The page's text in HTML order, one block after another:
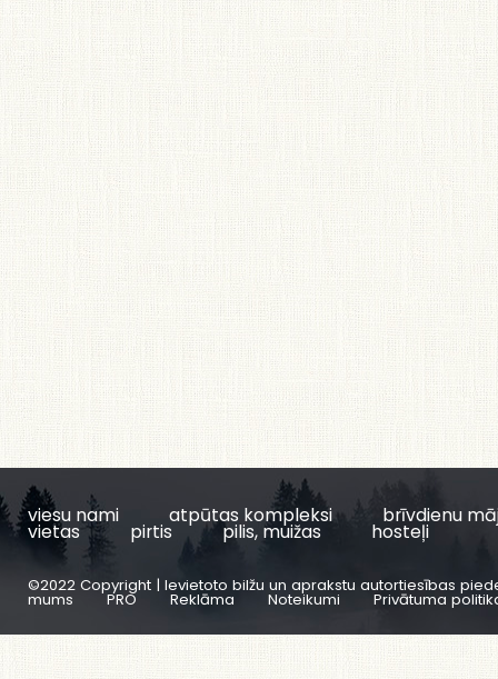
viesu nami atpūtas kompleksi brīvdienu
vietas pirtis pilis, muižas hosteļi
©2022 Copyright | Ievietoto bilžu un aprakstu autortiesības
mums PRO Reklāma Noteikumi Privātuma